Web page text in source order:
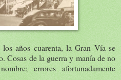
años cuarenta, la Gran Vía se
Cosas de la guerra y manía de no
errores afortunadamente